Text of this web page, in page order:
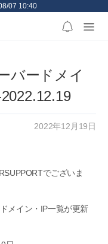
07 10:40
バードメイ
2022年12月19日
でございま
メイン・IP一覧が更新